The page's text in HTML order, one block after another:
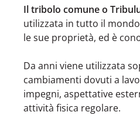
Il tribolo comune o
utilizzata in tutto il
le sue proprietà, ed è
Da anni viene utilizzata
cambiamenti dovuti a
impegni, aspettative
attività fisica regolare.